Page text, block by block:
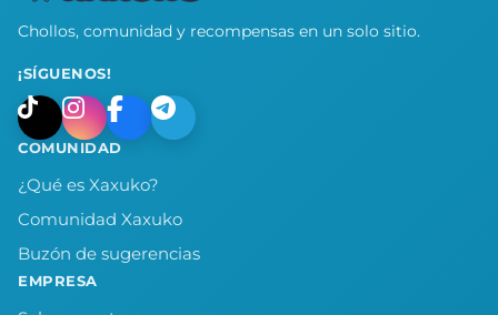
Chollos, comunidad y recompensas en un solo sitio.
¡SÍGUENOS!
COMUNIDAD
¿Qué es Xaxuko?
Comunidad Xaxuko
Buzón de sugerencias
EMPRESA